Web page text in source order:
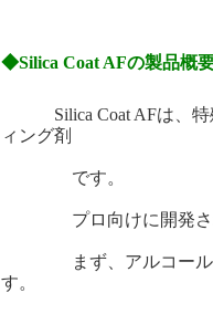
◆Silica Coat AFの製品概
Silica Coat AFは、
ィング剤
です。
プロ向けに開発され
まず、アルコールフリ
す。